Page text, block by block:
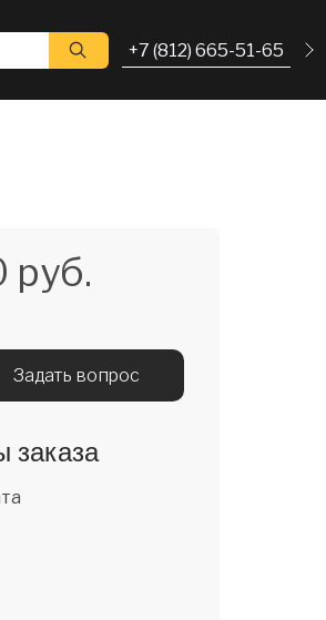
+7 (812) 665-51-65
руб.
Задать вопрос
заказа